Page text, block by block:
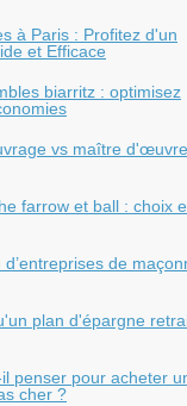
à Paris : Profitez d'un
et Efficace
biarritz : optimisez
vs maître
farrow et ball : choix
d’entreprises de
plan d'épargne
penser pour acheter
cher ?